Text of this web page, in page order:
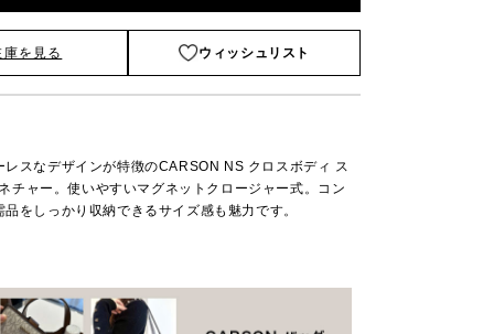
庫を見る ウィッシュリスト
レスなデザインが特徴のCARSON NS クロスボディ ス
チャー。使いやすいマグネットクロージャー式。コン
をしっかり収納できるサイズ感も魅力です。